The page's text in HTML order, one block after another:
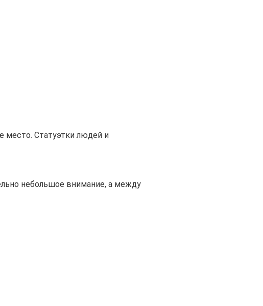
место. Статуэтки людей и
небольшое внимание, а между